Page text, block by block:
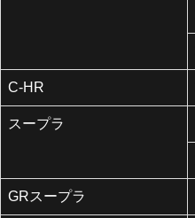
C-HR
スープラ
GRスープラ